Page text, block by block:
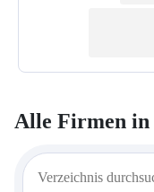
Alle Firmen in